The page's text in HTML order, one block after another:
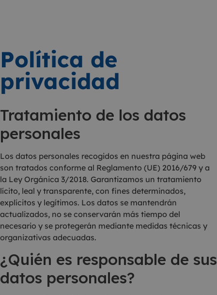
Política de
privacidad
Tratamiento de los datos
personales
Los datos personales recogidos en nuestra página web
son tratados conforme al Reglamento (UE) 2016/679 y a
la Ley Orgánica 3/2018. Garantizamos un tratamiento
lícito, leal y transparente, con fines determinados,
explícitos y legítimos. Los datos se mantendrán
actualizados, no se conservarán más tiempo del
necesario y se protegerán mediante medidas técnicas y
organizativas adecuadas.
¿Quién es responsable de sus
datos personales?